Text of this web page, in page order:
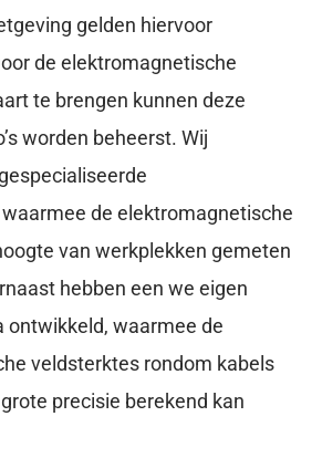
gelden hiervoor
de elektromagnetische
te brengen kunnen deze
worden beheerst. Wij
de elektromagnetische
van werkplekken gemeten
hebben een we eigen
ontwikkeld, waarmee de
veldsterktes rondom kabels
precisie berekend kan